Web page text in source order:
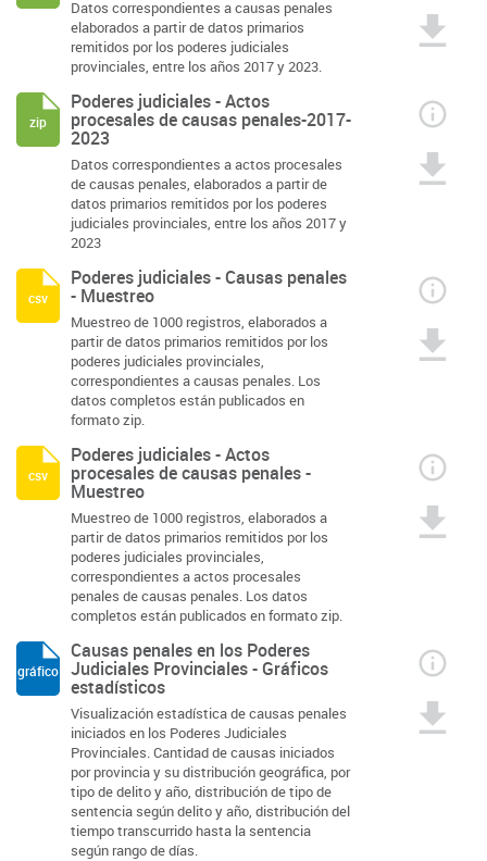
Datos correspondientes a causas penales
elaborados a partir de datos primarios
remitidos por los poderes judiciales
provinciales, entre los años 2017 y 2023.
Poderes judiciales - Actos
procesales de causas penales-2017-
2023
Datos correspondientes a actos procesales
de causas penales, elaborados a partir de
datos primarios remitidos por los poderes
judiciales provinciales, entre los años 2017 y
2023
zip
Poderes judiciales - Causas penales
- Muestreo
Muestreo de 1000 registros, elaborados a
partir de datos primarios remitidos por los
poderes judiciales provinciales,
correspondientes a causas penales. Los
datos completos están publicados en
formato zip.
csv
Poderes judiciales - Actos
procesales de causas penales -
Muestreo
Muestreo de 1000 registros, elaborados a
partir de datos primarios remitidos por los
poderes judiciales provinciales,
correspondientes a actos procesales
penales de causas penales. Los datos
completos están publicados en formato zip.
csv
Causas penales en los Poderes
Judiciales Provinciales - Gráficos
estadísticos
Visualización estadística de causas penales
iniciados en los Poderes Judiciales
Provinciales. Cantidad de causas iniciados
por provincia y su distribución geográfica, por
tipo de delito y año, distribución de tipo de
sentencia según delito y año, distribución del
tiempo transcurrido hasta la sentencia
según rango de días.
gráfico